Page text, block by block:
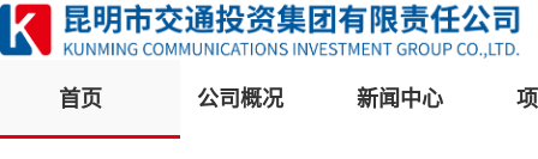
首页 公司概况 新闻中心